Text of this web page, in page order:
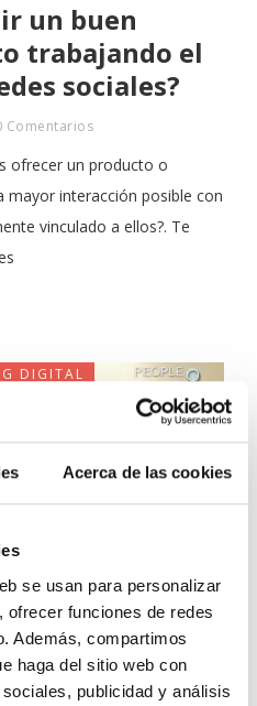
Acerca de las cookies
se usan para personalizar
funciones de redes
Además, compartimos
haga del sitio web con
publicidad y análisis
un buen
trabajando el
sociales?
Comentarios
ofrecer un producto o
mayor interacción posible con
vinculado a ellos?. Te
DIGITAL
un plan de
Comentarios